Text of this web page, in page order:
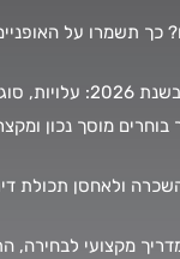
כך תשמרו על
חשובים
מוסך נכון
ולאחסן תכולת
מקצועי לבחירה,